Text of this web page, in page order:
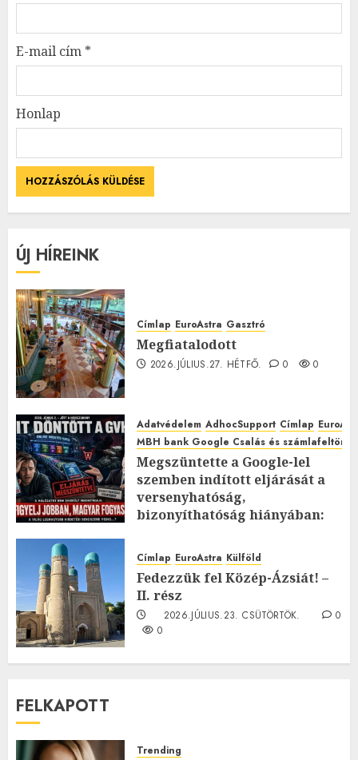
E-mail cím *
Honlap
ÚJ HÍREINK
Címlap EuroAstra Gasztró
Megfiatalodott
2026.JÚLIUS.27. HÉTFŐ. 0 0
Adatvédelem AdhocSupport Címlap
MBH bank Google Csalás és
Megszüntette a Google-lel
szemben indított eljárását a
versenyhatóság,
bizonyíthatóság hiányában:
2026.JÚLIUS.23. CSÜTÖRTÖK.
0
Címlap EuroAstra Külföld
Fedezzük fel Közép-Ázsiát! –
II. rész
2026.JÚLIUS.23. CSÜTÖRTÖK.
0
0
FELKAPOTT
Trending